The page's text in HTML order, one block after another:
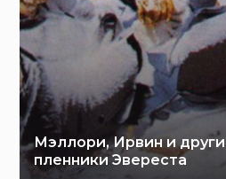
Мэллори, Ирвин и
пленники Эвереста